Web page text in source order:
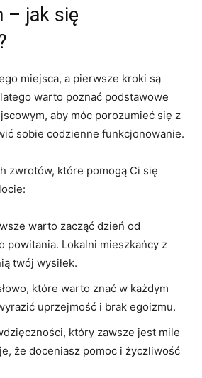
– ​jak się
miejsca, a pierwsze‌ kroki są
warto poznać podstawowe
aby móc​ porozumieć się z
sobie codzienne funkcjonowanie.
zwrotów, które‍ pomogą Ci się
warto zacząć dzień od
powitania. Lokalni​ mieszkańcy z
‍twój ⁤wysiłek.
które warto znać w każdym
uprzejmość i brak egoizmu.
który ‌zawsze jest mile
że doceniasz ‍pomoc i życzliwość